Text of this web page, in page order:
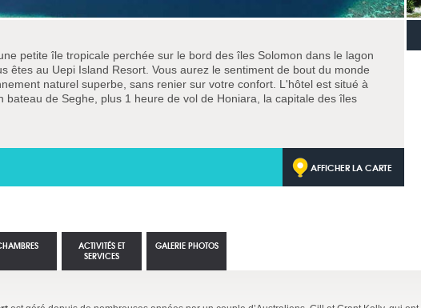
petite île tropicale perchée sur le bord des îles Solomon dans le lagon
êtes au Uepi Island Resort. Vous aurez le sentiment de bout du monde
naturel superbe, sans renier sur votre confort. L'hôtel est situé à
bateau de Seghe, plus 1 heure de vol de Honiara, la capitale des îles
AFFICHER LA CARTE
ACTIVITÉS ET
SERVICES
GALERIE PHOTOS